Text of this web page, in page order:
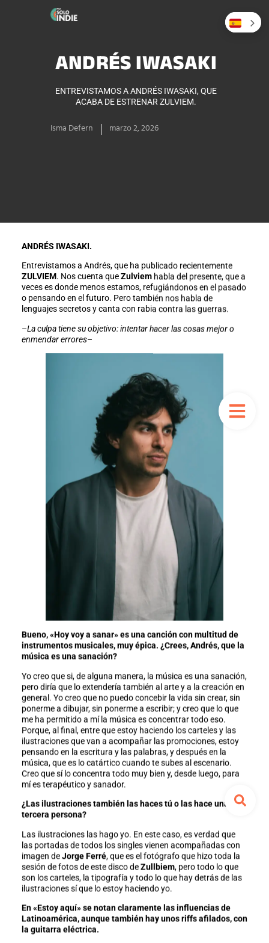
ANDRÉS IWASAKI
ENTREVISTAMOS A ANDRÉS IWASAKI, QUE
ACABA DE ESTRENAR ZULVIEM.
Isma Defern marzo 2, 2026
ANDRÉS IWASAKI.
Entrevistamos a Andrés, que ha publicado recientemente
ZULVIEM. Nos cuenta queZulviemhabla del presente, que a
veces es donde menos estamos, refugiándonos en el pasado
o pensando en el futuro. Pero también nos habla de
lenguajes secretos y canta con rabia contra las guerras.
–La culpa tiene su objetivo: intentar hacer las cosas mejor o
enmendar errores–
Bueno, «Hoy voy a sanar» es una canción con multitud de
instrumentos musicales, muy épica. ¿Crees, Andrés, que la
música es una sanación?
Yo creo que si, de alguna manera, la música es una sanación,
pero diría que lo extendería también al arte y a la creación en
general. Yo creo que no puedo concebir la vida sin crear, sin
ponerme a dibujar, sin ponerme a escribir; y creo que lo que
me ha permitido a mí la música es concentrar todo eso.
Porque, al final, entre que estoy haciendo los carteles y las
ilustraciones que van a acompañar las promociones, estoy
pensando en la escritura y las palabras, y después en la
música, que es lo catártico cuando te subes al escenario.
Creo que sí lo concentra todo muy bien y, desde luego, para
mí es terapéutico y sanador.
¿Las ilustraciones también las haces tú o las hace una
tercera persona?
Las ilustraciones las hago yo. En este caso, es verdad que
las portadas de todos los singles vienen acompañadas con
imagen deJorge Ferré, que es el fotógrafo que hizo toda la
sesión de fotos de este disco deZullbiem, pero todo lo que
son los carteles, la tipografía y todo lo que hay detrás de las
ilustraciones sí que lo estoy haciendo yo.
En «Estoy aquí» se notan claramente las influencias de
Latinoamérica, aunque también hay unos riffs afilados, con
la guitarra eléctrica.